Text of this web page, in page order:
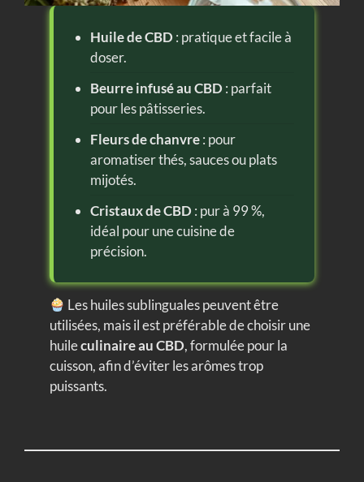
Huile de CBD : pratique et facile à
doser.
Beurre infusé au CBD : parfait
pour les pâtisseries.
Fleurs de chanvre: pour
aromatiser thés, sauces ou plats
mijotés.
Cristaux de CBD : pur à 99 %,
idéal pour une cuisine de
précision.
Les huiles sublinguales peuvent être
utilisées, mais il est préférable de choisir une
huileculinaire au CBD, formulée pour la
cuisson, afin d’éviter les arômes trop
puissants.